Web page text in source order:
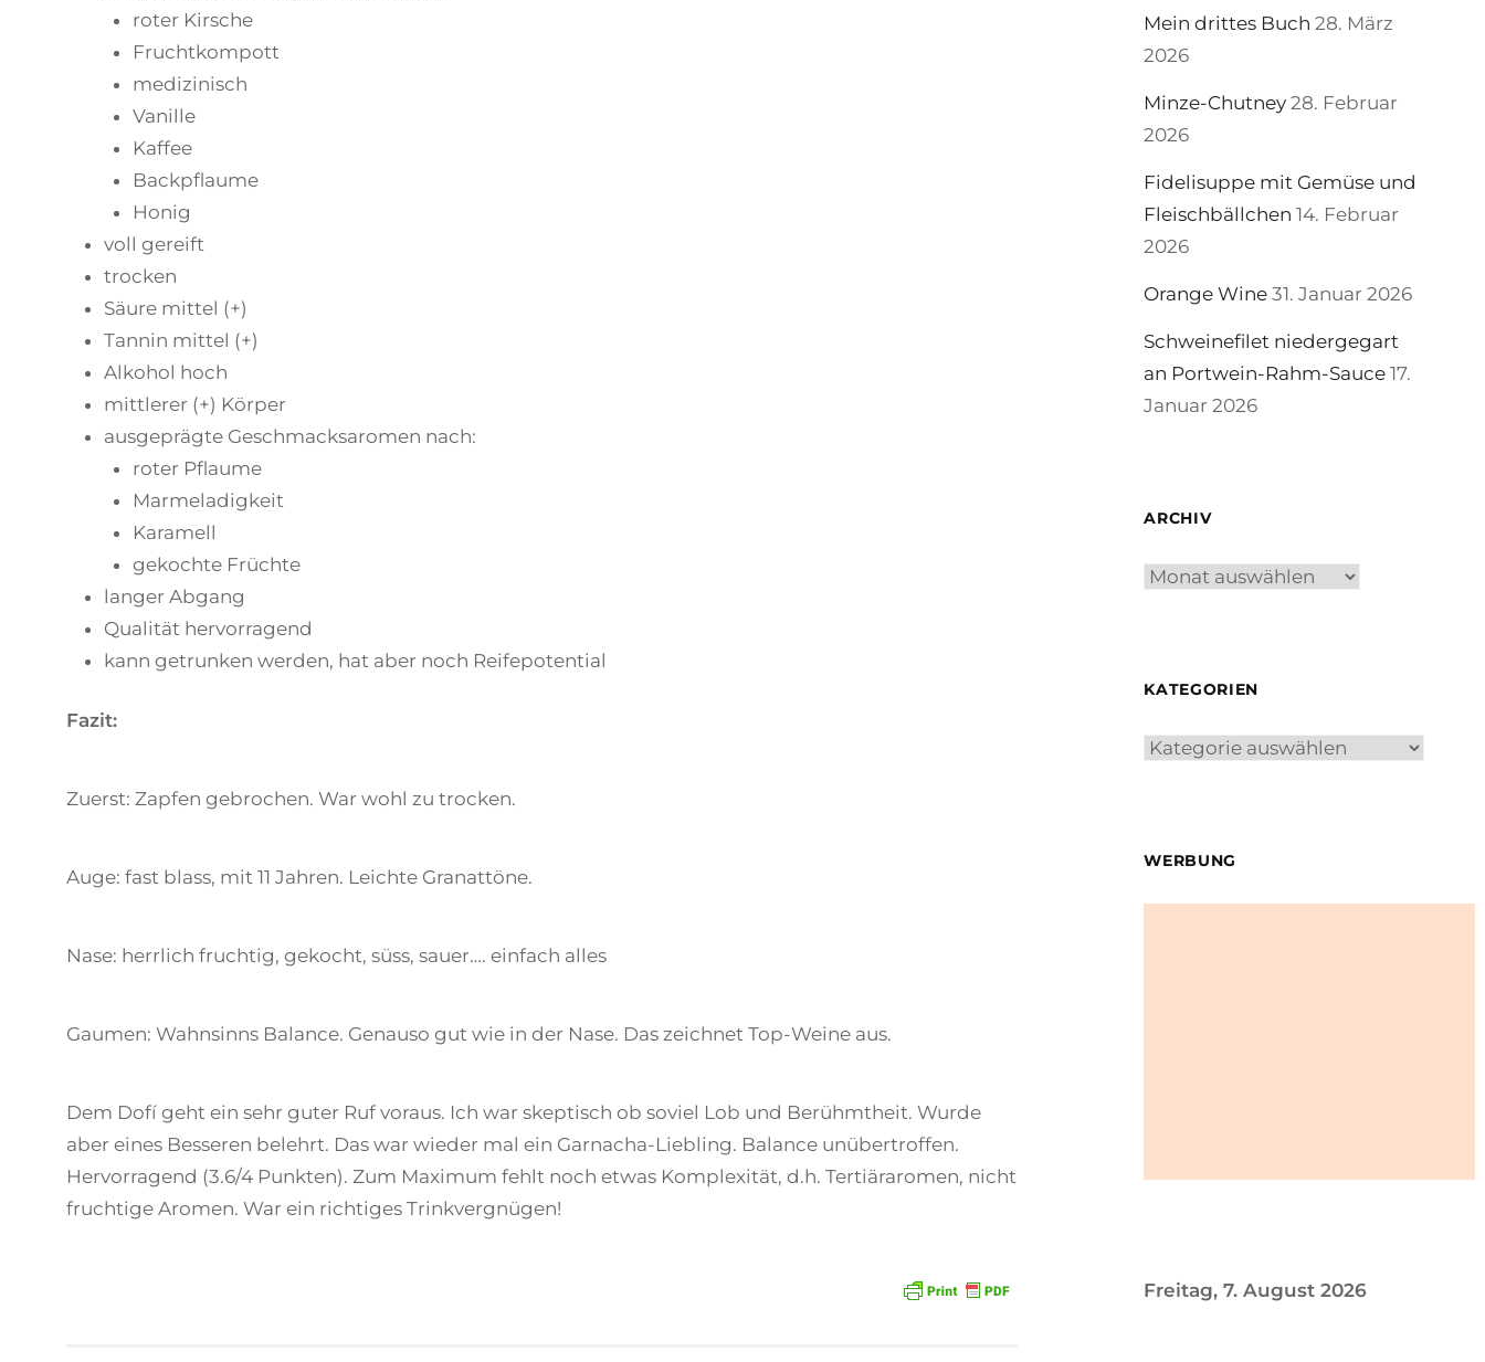
roter Kirsche
Fruchtkompott
medizinisch
Vanille
Kaffee
Backpflaume
Honig
voll gereift
trocken
Säure mittel (+)
Tannin mittel (+)
Alkohol hoch
mittlerer (+) Körper
ausgeprägte Geschmacksaromen nach:
roter Pflaume
Marmeladigkeit
Karamell
gekochte Früchte
langer Abgang
Qualität hervorragend
kann getrunken werden, hat aber noch Reifepotential
Fazit:
Zuerst: Zapfen gebrochen. War wohl zu trocken.
Auge: fast blass, mit 11 Jahren. Leichte Granattöne.
Nase: herrlich fruchtig, gekocht, süss, sauer…. einfach alles
Gaumen: Wahnsinns Balance. Genauso gut wie in der Nase. Das zeichnet Top-Weine aus.
Dem Dofí geht ein sehr guter Ruf voraus. Ich war skeptisch ob soviel Lob und Berühmtheit. Wurde
aber eines Besseren belehrt. Das war wieder mal ein Garnacha-Liebling. Balance unübertroffen.
Hervorragend (3.6/4 Punkten). Zum Maximum fehlt noch etwas Komplexität, d.h. Tertiäraromen, nicht
fruchtige Aromen. War ein richtiges Trinkvergnügen!
Mein drittes Buch 28. März
2026
Minze-Chutney 28. Februar
2026
Fidelisuppe mit Gemüse und
Fleischbällchen 14. Februar
2026
Orange Wine 31. Januar 2026
Schweinefilet niedergegart
an Portwein-Rahm-Sauce 17.
Januar 2026
ARCHIV
Archiv
KATEGORIEN
Kategorien
WERBUNG
Freitag, 7. August 2026